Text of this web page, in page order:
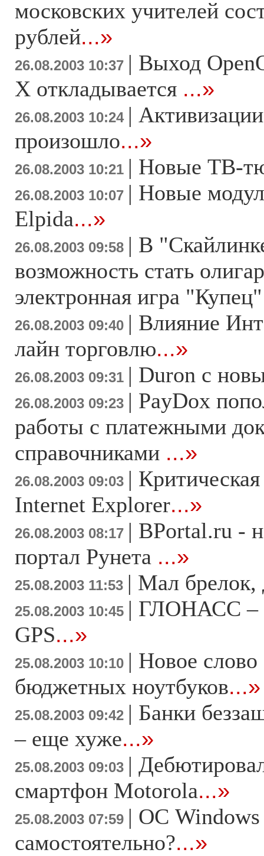
московских учителей
рублей...»
26.08.2003 10:37 | Выход
X откладывается ...»
26.08.2003 10:24 |
произошло...»
26.08.2003 10:21 | Новые ТВ-
26.08.2003 10:07 | Новые
Elpida...»
26.08.2003 09:58 | В
возможность стать
электронная игра
26.08.2003 09:40 | Влияние
лайн торговлю...»
26.08.2003 09:31 | Duron с
26.08.2003 09:23 | PayDox
работы с платежными
справочниками ...»
26.08.2003 09:03 |
Internet Explorer...»
26.08.2003 08:17 | BPortal.ru -
портал Рунета ...»
25.08.2003 11:53 | Мал брелок,
25.08.2003 10:45 | ГЛОНАСС –
GPS...»
25.08.2003 10:10 | Новое
бюджетных ноутбуков...»
25.08.2003 09:42 | Банки
– еще хуже...»
25.08.2003 09:03 |
смартфон Motorola...»
25.08.2003 07:59 | ОС Windows
самостоятельно?...»